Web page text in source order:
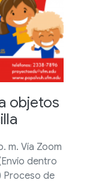
objetos
m. Vía Zoom
dentro
Proceso de